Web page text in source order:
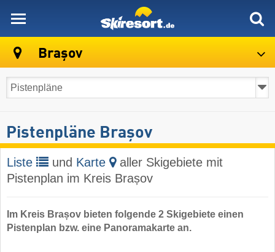
Brașov
Pistenpläne Brașov
Liste und Karte
aller Skigebiete mit
Pistenplan im Kreis Brașov
Im Kreis Brașov bieten folgende 2 Skigebiete einen
Pistenplan bzw. eine Panoramakarte an.